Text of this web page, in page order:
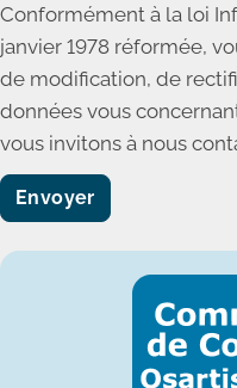
Conformément à la loi
janvier 1978 réformée,
de modification, de
données vous
vous invitons à nous